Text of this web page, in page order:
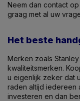
Neem dan contact
graag met al uw
Het beste
Merken zoals
kwaliteitsmerken.
u eigenlijk zeker dat
raden altijd iedereen
investeren en dan